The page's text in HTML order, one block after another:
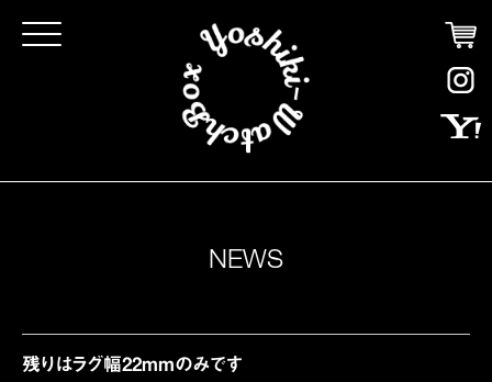
Click
NEWS
残りはラグ幅22mmのみです